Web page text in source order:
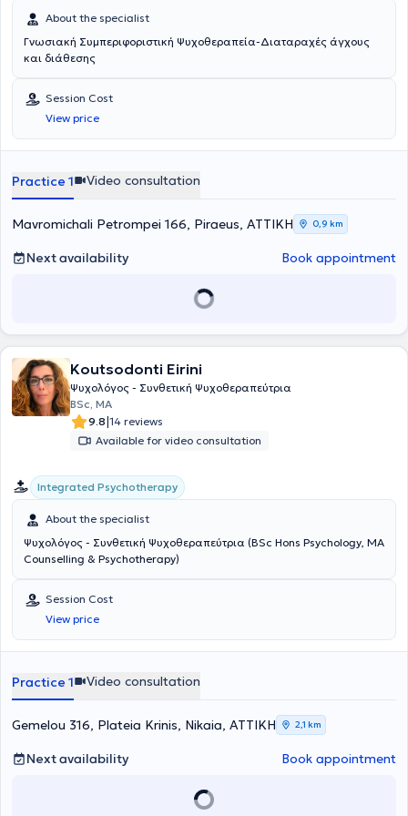
About the specialist
Γνωσιακή Συμπεριφοριστική Ψυχοθεραπεία-Διαταραχές άγχους
και διάθεσης
Session Cost
View price
Practice 1 Video consultation
Mavromichali Petrompei 166, Piraeus, ΑΤΤΙΚΗ 0,9 km
Next availability Book appointment
Koutsodonti Eirini
Ψυχολόγος - Συνθετική Ψυχοθεραπεύτρια
BSc, MA
9.8|14 reviews
Available for video consultation
Integrated Psychotherapy
About the specialist
Ψυχολόγος - Συνθετική Ψυχοθεραπεύτρια (BSc Hons Psychology, ΜΑ
Counselling & Psychotherapy)
Session Cost
View price
Practice 1 Video consultation
Gemelou 316, Plateia Krinis, Nikaia, ΑΤΤΙΚΗ 2,1 km
Next availability Book appointment